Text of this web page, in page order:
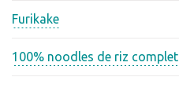
Furikake
100% noodles de riz complet